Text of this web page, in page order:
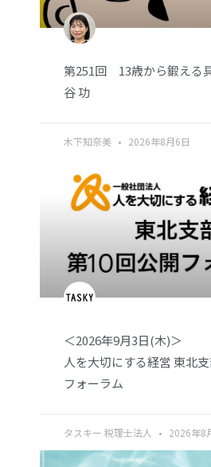
第251回 13歳から鍛える
谷 功
木下知奈美 2026年8月6日
＜2026年9月3日(木)＞
人を大切にする経営 東北
フォーラム
タスキー 税理士法人 2026年8